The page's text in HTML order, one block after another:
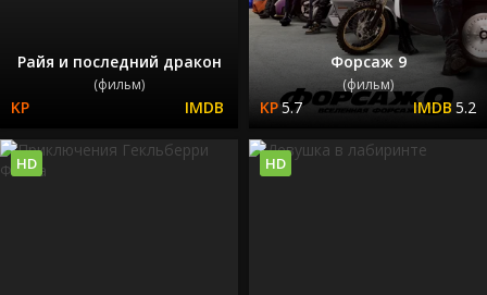
Райя и последний дракон
(фильм)
Форсаж 9
(фильм)
5.7 5.2
HD HD